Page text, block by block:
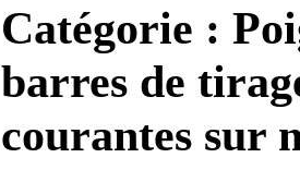
Catégorie :
barres de
courantes sur